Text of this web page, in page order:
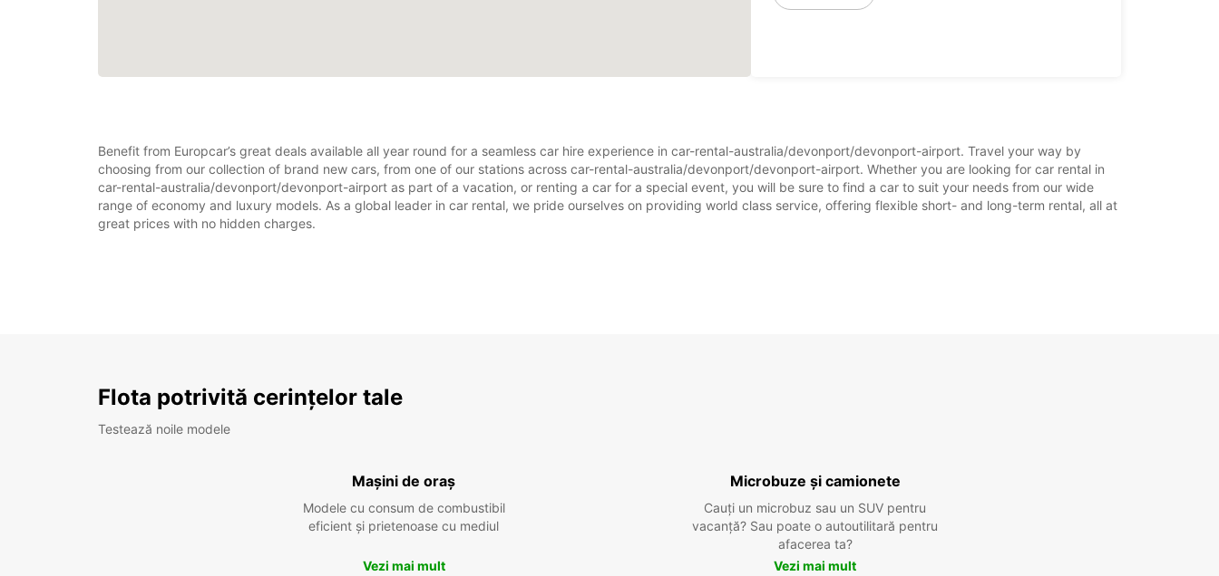
Benefit from Europcar’s great deals available all year round for a seamless car hire experience in car-rental-australia/devonport/devonport-airport. Travel your way by
choosing from our collection of brand new cars, from one of our stations across car-rental-australia/devonport/devonport-airport. Whether you are looking for car rental in
car-rental-australia/devonport/devonport-airport as part of a vacation, or renting a car for a special event, you will be sure to find a car to suit your needs from our wide
range of economy and luxury models. As a global leader in car rental, we pride ourselves on providing world class service, offering flexible short- and long-term rental, all at
great prices with no hidden charges.
Flota potrivită cerințelor tale
Testează noile modele
Mașini de oraș
Modele cu consum de combustibil
eficient și prietenoase cu mediul
Vezi mai mult
Microbuze și camionete
Cauți un microbuz sau un SUV pentru
vacanță? Sau poate o autoutilitară pentru
afacerea ta?
Vezi mai mult